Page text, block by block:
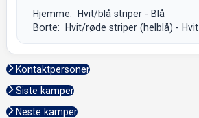
Hjemme: Hvit/blå striper - Blå
Borte: Hvit/røde striper (helblå) - Hvit
Kontaktpersoner
Siste kamper
Neste kamper